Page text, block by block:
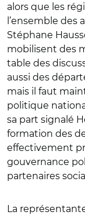
alors que les
l’ensemble des
Stéphane
mobilisent des
table des
aussi des
mais il faut
politique
sa part signalé
formation des
effectivement
gouvernance
partenaires
La